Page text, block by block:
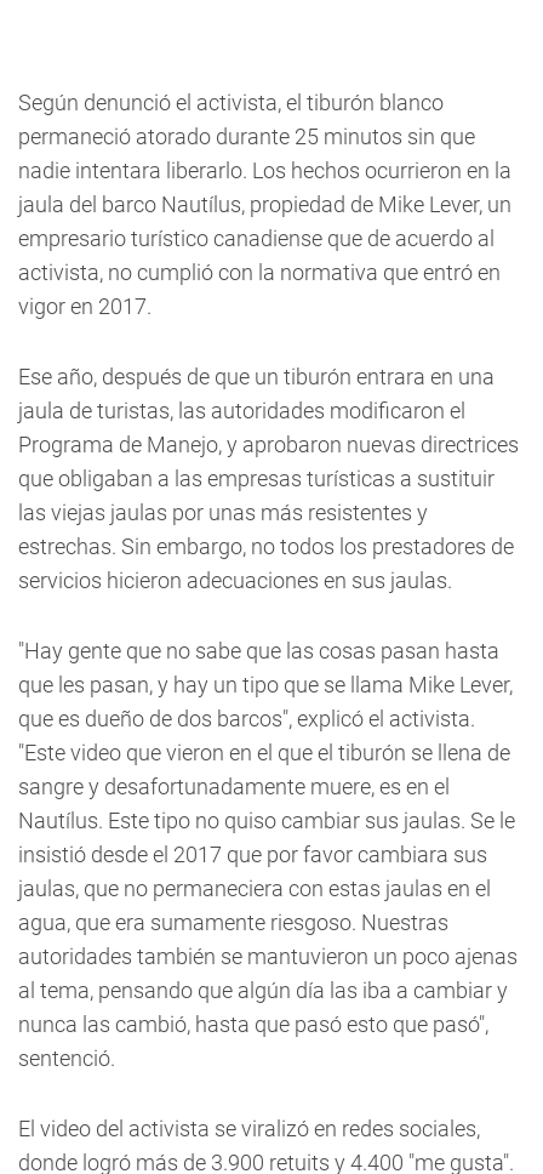
Según denunció el activista, el tiburón blanco
permaneció atorado durante 25 minutos sin que
nadie intentara liberarlo. Los hechos ocurrieron en la
jaula del barco Nautílus, propiedad de Mike Lever, un
empresario turístico canadiense que de acuerdo al
activista, no cumplió con la normativa que entró en
vigor en 2017.
Ese año, después de que un tiburón entrara en una
jaula de turistas, las autoridades modificaron el
Programa de Manejo, y aprobaron nuevas directrices
que obligaban a las empresas turísticas a sustituir
las viejas jaulas por unas más resistentes y
estrechas. Sin embargo, no todos los prestadores de
servicios hicieron adecuaciones en sus jaulas.
"Hay gente que no sabe que las cosas pasan hasta
que les pasan, y hay un tipo que se llama Mike Lever,
que es dueño de dos barcos", explicó el activista.
"Este video que vieron en el que el tiburón se llena de
sangre y desafortunadamente muere, es en el
Nautílus. Este tipo no quiso cambiar sus jaulas. Se le
insistió desde el 2017 que por favor cambiara sus
jaulas, que no permaneciera con estas jaulas en el
agua, que era sumamente riesgoso. Nuestras
autoridades también se mantuvieron un poco ajenas
al tema, pensando que algún día las iba a cambiar y
nunca las cambió, hasta que pasó esto que pasó",
sentenció.
El video del activista se viralizó en redes sociales,
donde logró más de 3.900 retuits y 4.400 "me gusta".